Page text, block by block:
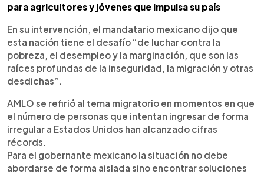
para agricultores y jóvenes que impulsa su país
En su intervención, el mandatario mexicano dijo que
esta nación tiene el desafío “de luchar contra la
pobreza, el desempleo y la marginación, que son las
raíces profundas de la inseguridad, la migración y otras
desdichas”.
AMLO se refirió al tema migratorio en momentos en que
el número de personas que intentan ingresar de forma
irregular a Estados Unidos han alcanzado cifras
récords.
Para el gobernante mexicano la situación no debe
abordarse de forma aislada sino encontrar soluciones